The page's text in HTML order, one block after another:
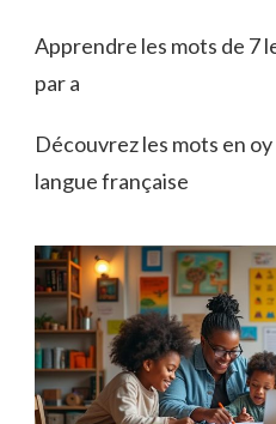
Apprendre les mots de 7
par a
Découvrez les mots en
langue française